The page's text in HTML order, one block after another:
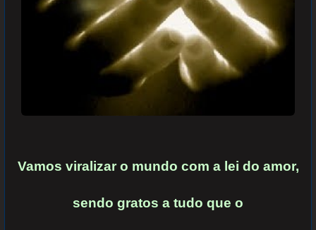
Vamos viralizar o mundo com a lei do amor,
sendo gratos a tudo que o